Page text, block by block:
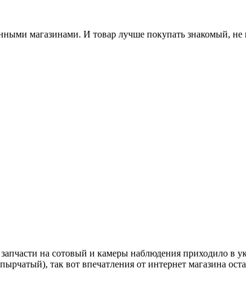
магазинами. И товар лучше покупать знакомый, не
на сотовый и камеры наблюдения приходило в
так вот впечатления от интернет магазина